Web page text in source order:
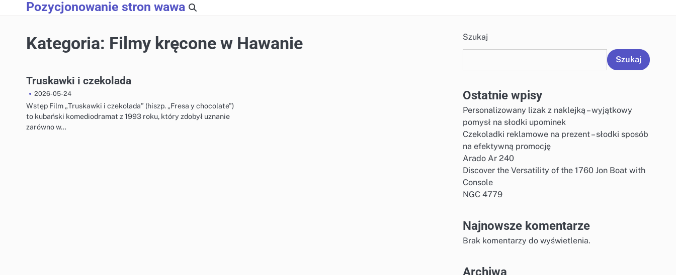
to
Pozycjonowanie stron wawa
Kategoria: Filmy kręcone w Hawanie
Truskawki i czekolada
2026-05-24
Wstęp Film „Truskawki i czekolada” (hiszp. „Fresa y chocolate”)
to kubański komediodramat z 1993 roku, który zdobył uznanie
zarówno w…
Szukaj
Szukaj
Ostatnie wpisy
Personalizowany lizak z naklejką – wyjątkowy
pomysł na słodki upominek
Czekoladki reklamowe na prezent – słodki sposób
na efektywną promocję
Arado Ar 240
Discover the Versatility of the 1760 Jon Boat with
Console
NGC 4779
Najnowsze komentarze
Brak komentarzy do wyświetlenia.
Archiwa